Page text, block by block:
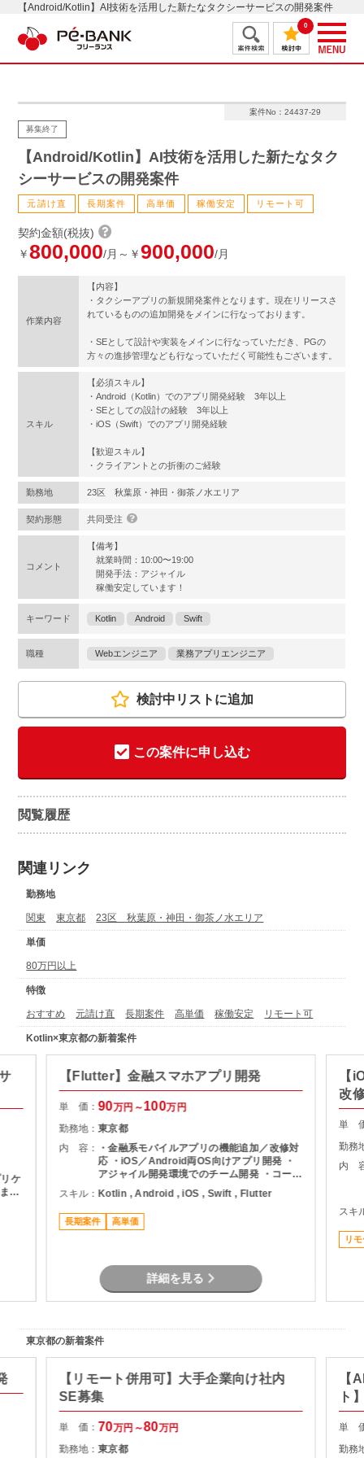
【Android/Kotlin】AI技術を活用した新たなタクシーサービスの開発案件
0
案件No：24437-29
募集終了
【Android/Kotlin】AI技術を活用した新たなタク
シーサービスの開発案件
元請け直 長期案件 高単価 稼働安定 リモート可
契約金額(税抜)
￥800,000/月～￥900,000/月
作業内容
【内容】
・タクシーアプリの新規開発案件となります。現在リリースさ
れているものの追加開発をメインに行なっております。
・SEとして設計や実装をメインに行なっていただき、PGの
方々の進捗管理なども行なっていただく可能性もございます。
スキル
【必須スキル】
・Android（Kotlin）でのアプリ開発経験 3年以上
・SEとしての設計の経験 3年以上
・iOS（Swift）でのアプリ開発経験
【歓迎スキル】
・クライアントとの折衝のご経験
勤務地 23区 秋葉原・神田・御茶ノ水エリア
契約形態 共同受注
コメント
【備考】
就業時間：10:00〜19:00
開発手法：アジャイル
稼働安定しています！
キーワード Kotlin Android Swift
職種 Webエンジニア 業務アプリエンジニア
検討中リストに追加
この案件に申し込む
閲覧履歴
関連リンク
勤務地
関東 東京都 23区 秋葉原・神田・御茶ノ水エリア
単価
80万円以上
特徴
おすすめ 元請け直 長期案件 高単価 稼働安定 リモート可
Kotlin×東京都の新着案件
ケ
【Flutter】金融スマホアプリ開発
単 価：90万円～100万円
勤務地：東京都
内 容：
・金融系モバイルアプリの機能追加／改修対
応 ・iOS／Android両OS向けアプリ開発 ・
アジャイル開発環境でのチーム開発 ・コード
レビューおよび品質改善活動 ・希望に応じて
Webフロント／サーバーサイド開発にも参画
可能 ・生成AIを活用した開発業務
スキル： Kotlin , Android , iOS , Swift , Flutter
長期案件 高単価
詳細を見る
【
改
単
勤務
内
スキ
リ
東京都の新着案件
【リモート併用可】大手企業向け社内
SE募集
単 価： 70万円～80万円
勤務地：東京都
【
ト
単
勤務